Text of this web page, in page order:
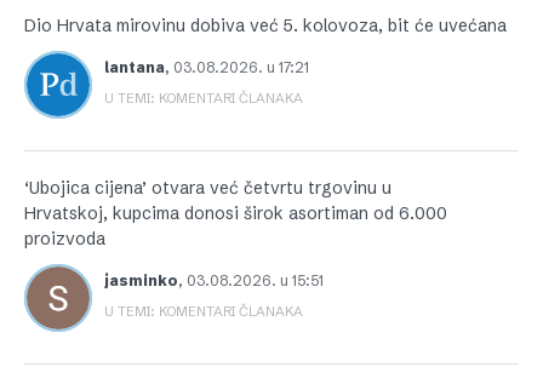
Dio Hrvata mirovinu dobiva već 5. kolovoza, bit će uvećana
lantana, 03.08.2026. u 17:21
U TEMI: KOMENTARI ČLANAKA
‘Ubojica cijena’ otvara već četvrtu trgovinu u
Hrvatskoj, kupcima donosi širok asortiman od 6.000
proizvoda
jasminko, 03.08.2026. u 15:51
U TEMI: KOMENTARI ČLANAKA